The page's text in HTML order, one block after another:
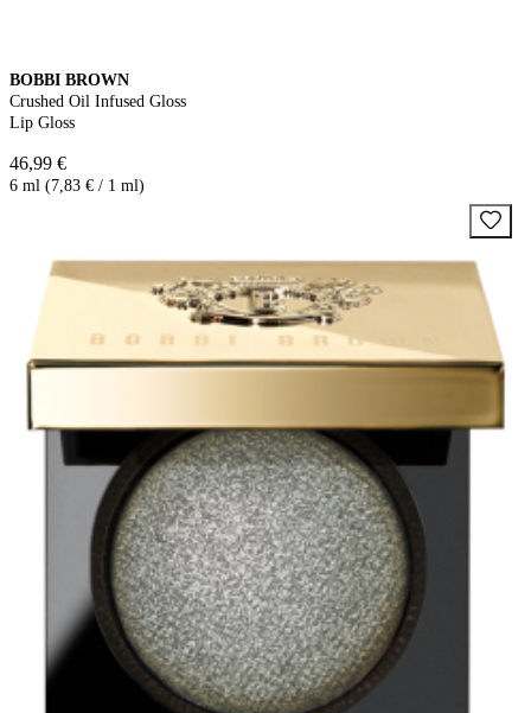
BOBBI BROWN
Crushed Oil Infused Gloss
Lip Gloss
46,99 €
6 ml (7,83 € / 1 ml)